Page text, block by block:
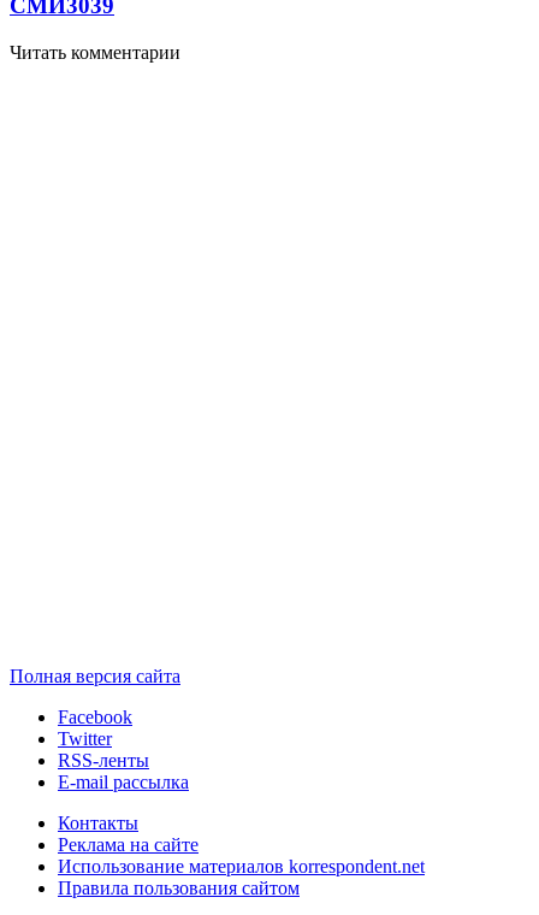
СМИ 3039
Читать комментарии
Полная версия сайта
Facebook
Twitter
RSS-ленты
E-mail рассылка
Контакты
Реклама на сайте
Использование материалов korrespondent.net
Правила пользования сайтом